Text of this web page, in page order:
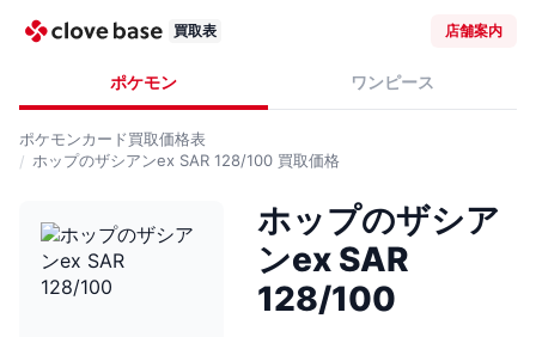
買取表 店舗案内
ポケモン ワンピース
ポケモンカード買取価格表
ホップのザシアンex SAR 128/100 買取価格
ホップのザシア
ンex SAR
128/100